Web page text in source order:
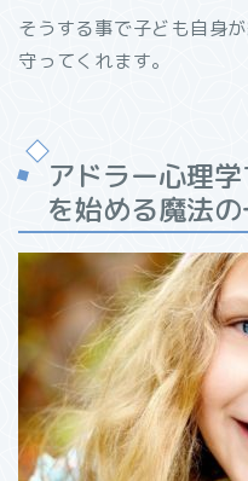
そうする事で子ども自身
守ってくれます。
アドラー心理
を始める魔法